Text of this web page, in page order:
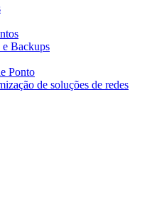
e Backups
Ponto
de soluções de redes